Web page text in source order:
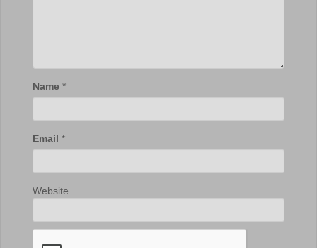
Name *
Email *
Website